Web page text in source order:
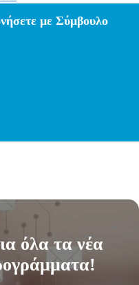
με Σύμβουλο
όλα τα νέα